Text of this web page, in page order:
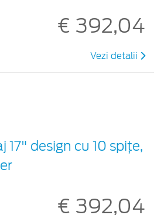
€ 392,04
Vezi detalii
17" design cu 10 spițe,
€ 392,04